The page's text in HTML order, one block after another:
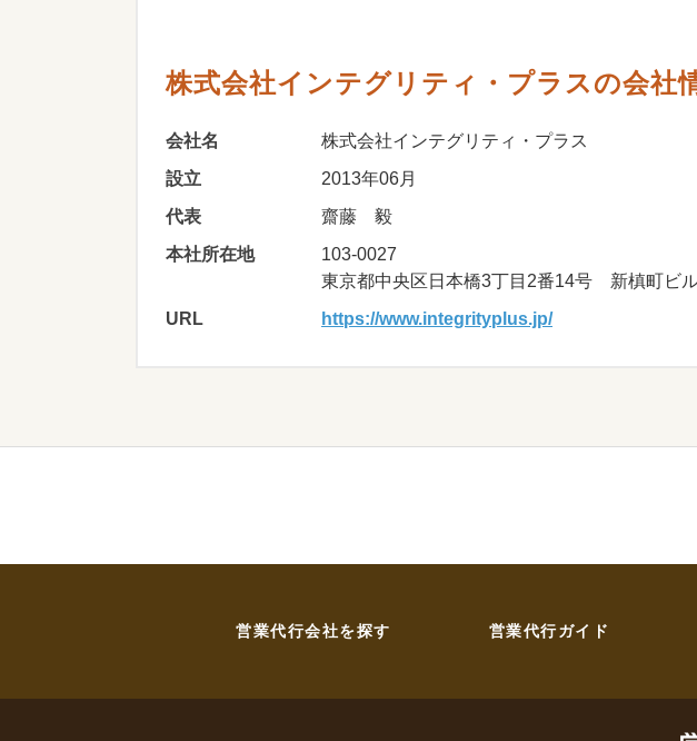
株式会社インテグリティ・プラスの会社
会社名
株式会社インテグリティ・プラス
設立
2013年06月
代表
齋藤 毅
本社所在地
103-0027
東京都中央区日本橋3丁目2番14号 新槙町ビ
URL
https://www.integrityplus.jp/
営業代行会社を探す 営業代行ガイド